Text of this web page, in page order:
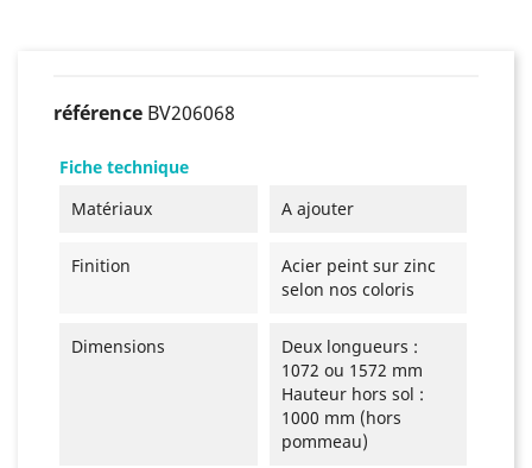
référence BV206068
Fiche technique
Matériaux
A ajouter
Finition
Acier peint sur zinc
selon nos coloris
Dimensions
Deux longueurs :
1072 ou 1572 mm
Hauteur hors sol :
1000 mm (hors
pommeau)